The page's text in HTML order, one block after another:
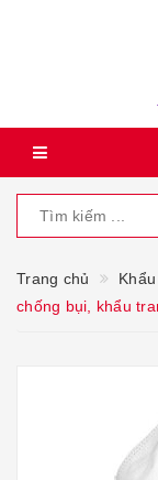
Trang chủ
chống bụi, khẩu